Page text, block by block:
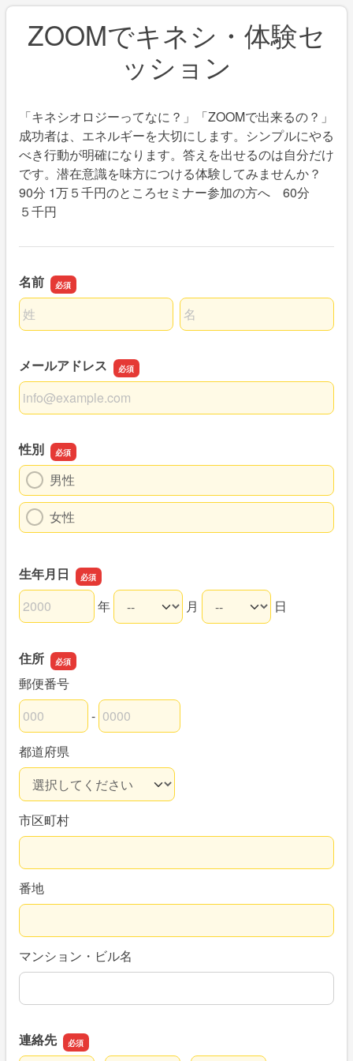
ZOOMでキネシ・体験セ
ッション
「キネシオロジーってなに？」「ZOOMで出来るの？」
成功者は、エネルギーを大切にします。シンプルにやる
べき行動が明確になります。答えを出せるのは自分だけ
です。潜在意識を味方につける体験してみませんか？
90分 1万５千円のところセミナー参加の方へ 60分
５千円
名前
名前の姓
名前の名
メールアドレス
メールアドレス
性別
男性
女性
生年月日
生年月日の年 年
生年月日の月 月
生年月日の日 日
住所
郵便番号
郵便番号の上3桁
-
郵便番号の下4桁
都道府県
市区町村
番地
マンション・ビル名
連絡先